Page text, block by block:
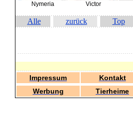
Nymeria Victor
Alle zurück Top
Impressum Kontakt
Werbung
Tierheime